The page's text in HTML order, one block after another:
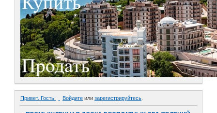
Привет, Гость! Войдите или зарегистрируйтесь